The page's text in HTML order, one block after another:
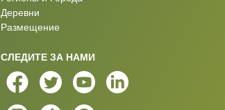
Деревни
Размещение
СЛЕДИТЕ ЗА НАМИ